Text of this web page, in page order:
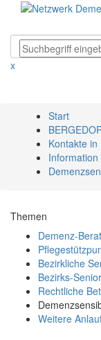
x
Start
Kontakte
Themen
Demenz-
Bezirkliche
Bezirks-
Rechtliche
Weitere